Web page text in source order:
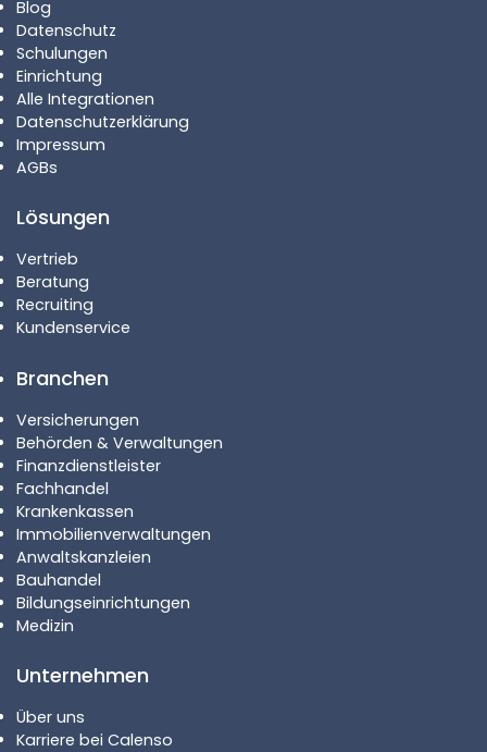
Blog
Datenschutz
Schulungen
Einrichtung
Alle Integrationen
Datenschutzerklärung
Impressum
AGBs
Lösungen
Vertrieb
Beratung
Recruiting
Kundenservice
Branchen
Versicherungen
Behörden & Verwaltungen
Finanzdienstleister
Fachhandel
Krankenkassen
Immobilienverwaltungen
Anwaltskanzleien
Bauhandel
Bildungseinrichtungen
Medizin
Unternehmen
Über uns
Karriere bei Calenso